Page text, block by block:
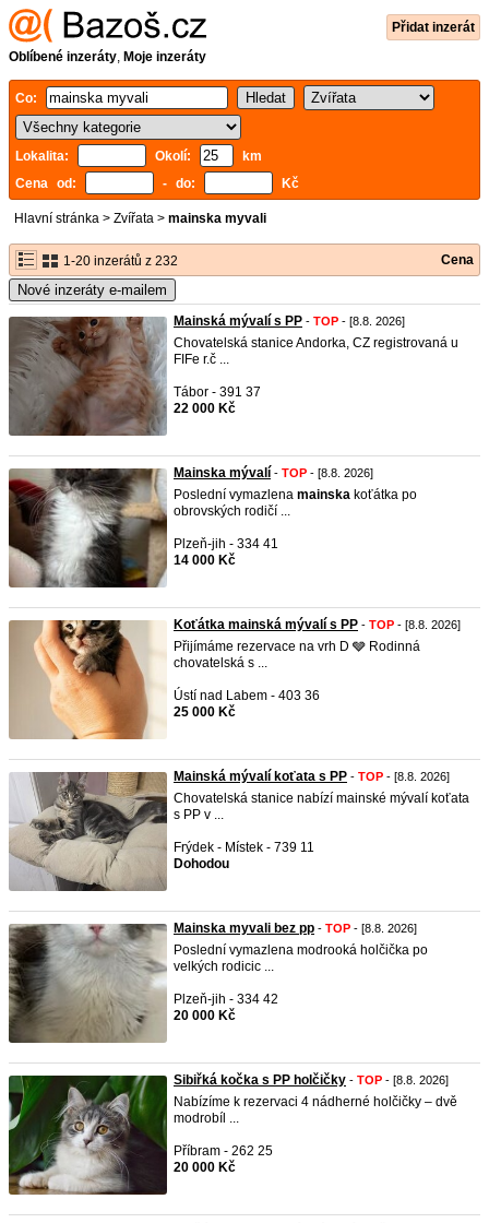
Přidat inzerát
Oblíbené inzeráty, Moje inzeráty
Co:
Lokalita: Okolí:
km
Cena od:
- do: Kč
Hlavní stránka > Zvířata > mainska myvali
1-20 inzerátů z 232 Cena
Nové inzeráty e-mailem
Mainská mývalí s PP - TOP - [8.8. 2026]
Chovatelská stanice Andorka, CZ registrovaná u
FIFe r.č ...
Tábor - 391 37
22 000 Kč
Mainska mývalí - TOP - [8.8. 2026]
Poslední vymazlena mainska koťátka po
obrovských rodičí ...
Plzeň-jih - 334 41
14 000 Kč
Koťátka mainská mývalí s PP - TOP - [8.8. 2026]
Přijímáme rezervace na vrh D 🩶 Rodinná
chovatelská s ...
Ústí nad Labem - 403 36
25 000 Kč
Mainská mývalí koťata s PP - TOP - [8.8. 2026]
Chovatelská stanice nabízí mainské mývalí koťata
s PP v ...
Frýdek - Místek - 739 11
Dohodou
Mainska myvali bez pp - TOP - [8.8. 2026]
Poslední vymazlena modrooká holčička po
velkých rodicic ...
Plzeň-jih - 334 42
20 000 Kč
Sibiřká kočka s PP holčičky - TOP - [8.8. 2026]
Nabízíme k rezervaci 4 nádherné holčičky – dvě
modrobíl ...
Příbram - 262 25
20 000 Kč